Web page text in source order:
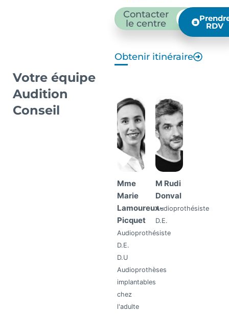
Contacter
le centre
RDV
Obtenir itinéraire
Votre équipe
Audition
Conseil
Mme
Marie
Lamoureux-
Picquet
Audioprothésiste
D.E.
D.U
Audioprothèses
implantables
chez
l'adulte
M Rudi
Donval
Audioprothésiste
D.E.